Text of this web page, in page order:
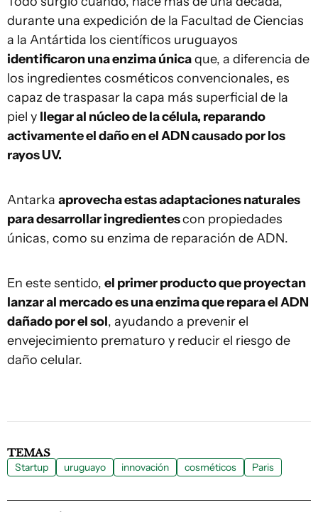
durante una expedición de la Facultad de Ciencias
a la Antártida los científicos uruguayos
identificaron una enzima únicaque, a diferencia de
los ingredientes cosméticos convencionales, es
capaz de traspasar la capa más superficial de la
piel y llegar al núcleo de la célula, reparando
activamente el daño en el ADN causado por los
rayos UV.
Antarka aprovecha estas adaptaciones naturales
para desarrollar ingredientescon propiedades
únicas, como su enzima de reparación de ADN.
En este sentido, el primer producto que proyectan
lanzar al mercado es una enzima que repara el ADN
dañado por el sol, ayudando a prevenir el
envejecimiento prematuro y reducir el riesgo de
daño celular.
TEMAS
Startup uruguayo innovación cosméticos Paris